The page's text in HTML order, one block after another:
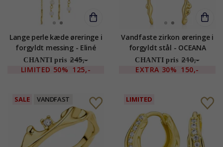
Lange perle kæde øreringe i
forgyldt messing - Eliné
CHANTI pris 245,-
LIMITED 50% 125,-
Vandfaste zirkon øreringe i
forgyldt stål - OCEANA
CHANTI pris 210,-
EXTRA 30% 150,-
SALE VANDFAST LIMITED